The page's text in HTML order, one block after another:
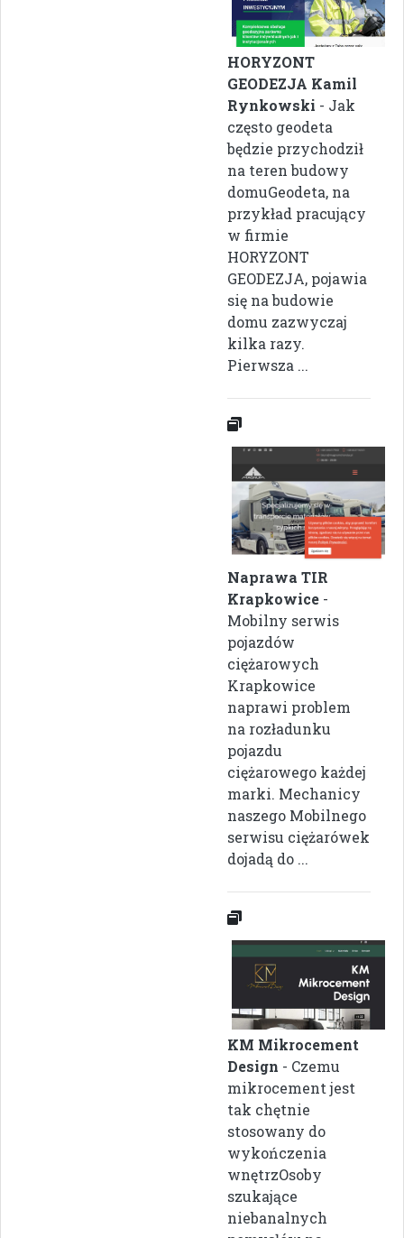
HORYZONT
GEODEZJA Kamil
Rynkowski - Jak
często geodeta
będzie przychodził
na teren budowy
domuGeodeta, na
przykład pracujący
w firmie
HORYZONT
GEODEZJA, pojawia
się na budowie
domu zazwyczaj
kilka razy.
Pierwsza ...
Naprawa TIR
Krapkowice -
Mobilny serwis
pojazdów
ciężarowych
Krapkowice
naprawi problem
na rozładunku
pojazdu
ciężarowego każdej
marki. Mechanicy
naszego Mobilnego
serwisu ciężarówek
dojadą do ...
KM Mikrocement
Design - Czemu
mikrocement jest
tak chętnie
stosowany do
wykończenia
wnętrzOsoby
szukające
niebanalnych